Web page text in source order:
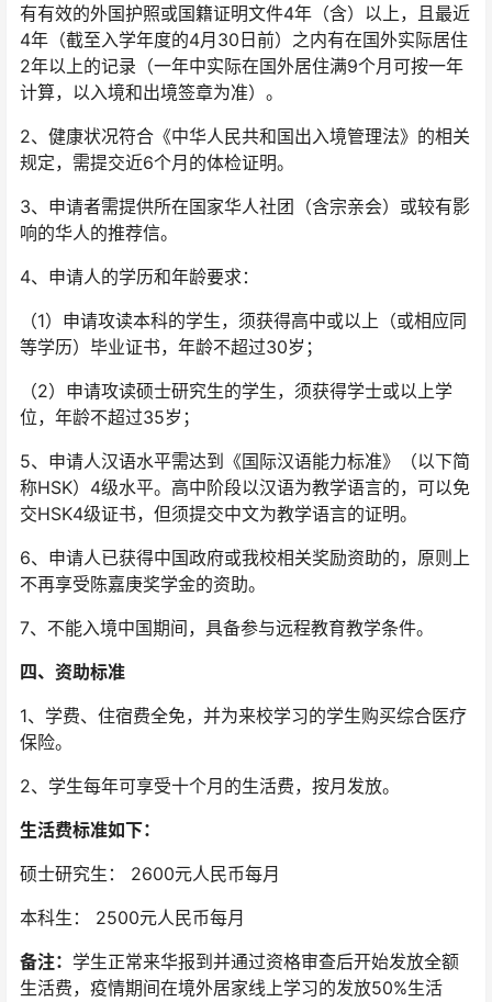
有有效的外国护照或国籍证明文件4年（含）以上，且最近
4年（截至入学年度的4月30日前）之内有在国外实际居住
2年以上的记录（一年中实际在国外居住满9个月可按一年
计算，以入境和出境签章为准）。
2、健康状况符合《中华人民共和国出入境管理法》的相关
规定，需提交近6个月的体检证明。
3、申请者需提供所在国家华人社团（含宗亲会）或较有影
响的华人的推荐信。
4、申请人的学历和年龄要求：
（1）申请攻读本科的学生，须获得高中或以上（或相应同
等学历）毕业证书，年龄不超过30岁；
（2）申请攻读硕士研究生的学生，须获得学士或以上学
位，年龄不超过35岁；
5、申请人汉语水平需达到《国际汉语能力标准》（以下简
称HSK）4级水平。高中阶段以汉语为教学语言的，可以免
交HSK4级证书，但须提交中文为教学语言的证明。
6、申请人已获得中国政府或我校相关奖励资助的，原则上
不再享受陈嘉庚奖学金的资助。
7、不能入境中国期间，具备参与远程教育教学条件。
四、资助标准
1、学费、住宿费全免，并为来校学习的学生购买综合医疗
保险。
2、学生每年可享受十个月的生活费，按月发放。
生活费标准如下：
硕士研究生： 2600元人民币每月
本科生： 2500元人民币每月
备注： 学生正常来华报到并通过资格审查后开始发放全额
生活费，疫情期间在境外居家线上学习的发放50%生活